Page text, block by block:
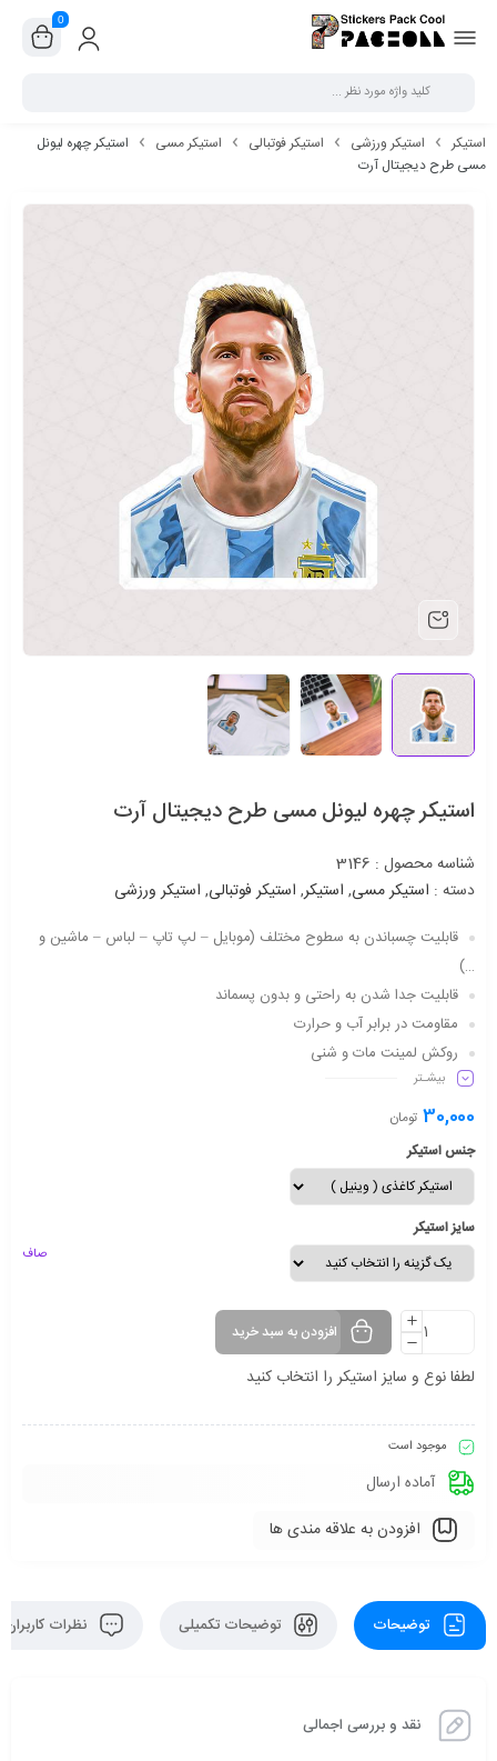
0
استیکر استیکر ورزشی استیکر فوتبالی استیکر مسی
استیکر چهره لیونل
مسی طرح دیجیتال آرت
استیکر چهره لیونل مسی طرح دیجیتال آرت
شناسه محصول : 3146
دسته : استیکر مسی, استیکر, استیکر فوتبالی, استیکر ورزشی
قابلیت چسباندن به سطوح مختلف (موبایل – لپ تاپ – لباس – ماشین و
…)
قابلیت جدا شدن به راحتی و بدون پسماند
مقاومت در برابر آب و حرارت
روکش لمینت مات و شنی
دارای شفافیت مناسب
ماندگاری طولانی مدت
بیشـتر
30,000 تومان
جنس استیکر
سایز استیکر
صاف
افزودن به سبد خرید
لطفا نوع و سایز استیکر را انتخاب کنید
موجود است
آماده ارسال
افزودن به علاقه مندی ها
توضیحات توضیحات تکمیلی نظرات کاربران
نقد و بررسی اجمالی